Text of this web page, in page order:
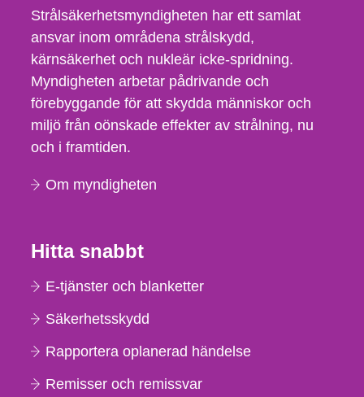
Strålsäkerhetsmyndigheten har ett samlat
ansvar inom områdena strålskydd,
kärnsäkerhet och nukleär icke-spridning.
Myndigheten arbetar pådrivande och
förebyggande för att skydda människor och
miljö från oönskade effekter av strålning, nu
och i framtiden.
Om myndigheten
Hitta snabbt
E-tjänster och blanketter
Säkerhetsskydd
Rapportera oplanerad händelse
Remisser och remissvar